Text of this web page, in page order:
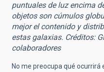
puntuales de luz encima
objetos son cúmulos
mejor el contenido y
estas galaxias. Créditos:
colaboradores
No me preocupa qué ocurrirá